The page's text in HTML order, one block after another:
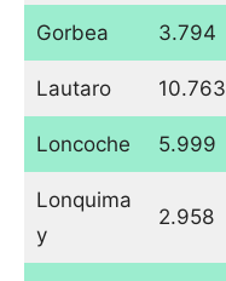
Gorbea 3.794
Lautaro 10.763
Loncoche 5.999
Lonquima
y
2.958